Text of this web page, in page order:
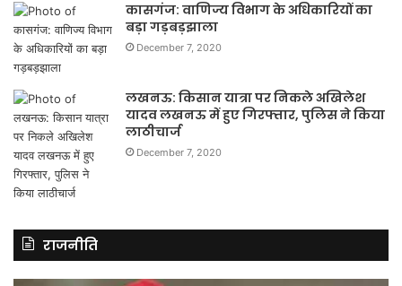
कासगंज: वाणिज्य विभाग के अधिकारियों का
बड़ा गड़बड़झाला
December 7, 2020
लखनऊ: किसान यात्रा पर निकले अखिलेश
यादव लखनऊ में हुए गिरफ्तार, पुलिस ने किया
लाठीचार्ज
December 7, 2020
राजनीति